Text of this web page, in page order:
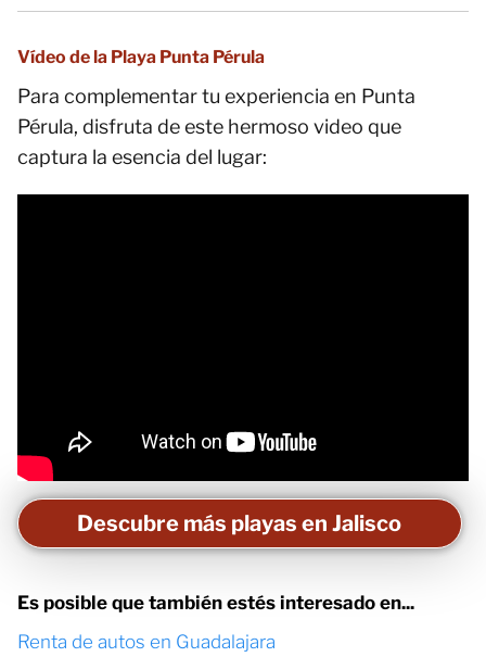
Vídeo de la Playa Punta Pérula
Para complementar tu experiencia en Punta
Pérula, disfruta de este hermoso video que
captura la esencia del lugar:
Descubre más playas en Jalisco
Es posible que también estés interesado en...
Renta de autos en Guadalajara